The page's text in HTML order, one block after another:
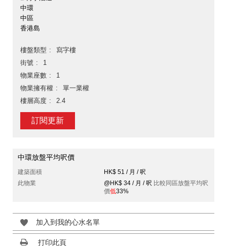
中環
中區
香港島
樓盤類型
寫字樓
街號
1
物業座數
1
物業擁有權
單一業權
樓層高度
2.4
訂閱更新
中環放盤平均呎價
建築面積
HK$ 51 / 月 / 呎
此物業
@HK$ 34 / 月 / 呎 比較同區放盤平均呎
價低33%
加入到我的心水名單
打印此頁